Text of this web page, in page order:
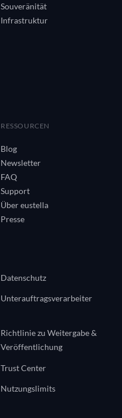
Souveränität
Infrastruktur
RESSOURCEN
Blog
Newsletter
FAQ
Support
Über eustella
Presse
Datenschutz
Unterauftragsverarbeiter
Richtlinie zu Weitergabe &
Veröffentlichung
Trust Center
Nutzungslimits